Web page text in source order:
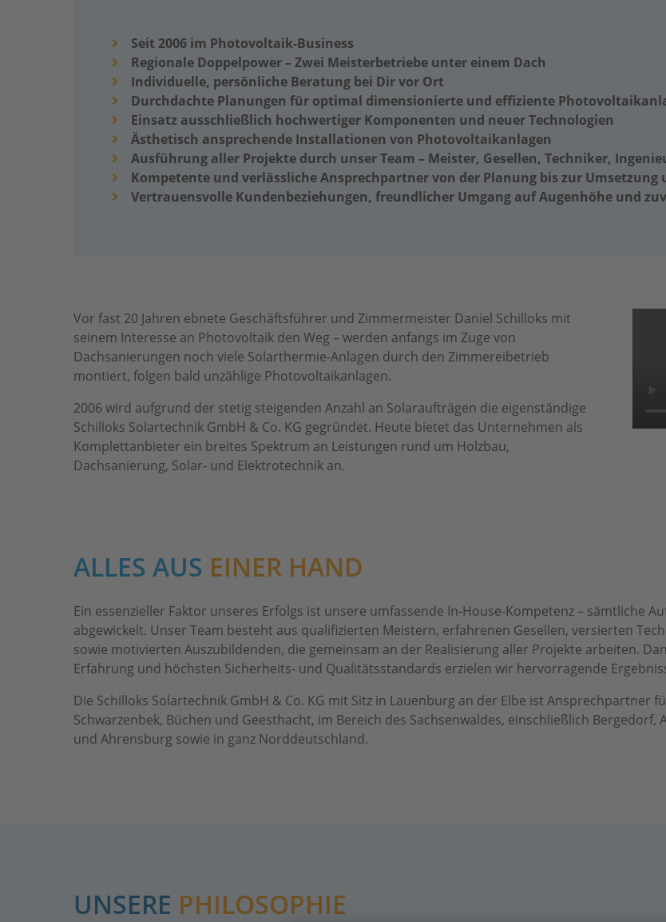
Seit 2006 im Photovoltaik-Business
Regionale Doppelpower – Zwei Meisterbetriebe unter einem Dach
Individuelle, persönliche Beratung bei Dir vor Ort
Durchdachte Planungen für optimal dimensionierte und effiziente
Einsatz ausschließlich hochwertiger Komponenten und neuer Technologien
Ästhetisch ansprechende Installationen von Photovoltaikanlagen
Ausführung aller Projekte durch unser Team – Meister, Gesellen, Techniker,
Kompetente und verlässliche Ansprechpartner von der Planung bis zur Umsetzung
Vertrauensvolle Kundenbeziehungen, freundlicher Umgang auf Augenhöhe und
Vor fast 20 Jahren ebnete Geschäftsführer und Zimmermeister Daniel Schilloks mit
seinem Interesse an Photovoltaik den Weg – werden anfangs im Zuge von
Dachsanierungen noch viele Solarthermie-Anlagen durch den Zimmereibetrieb
montiert, folgen bald unzählige Photovoltaikanlagen.
2006 wird aufgrund der stetig steigenden Anzahl an Solaraufträgen die eigenständige
Schilloks Solartechnik GmbH & Co. KG gegründet. Heute bietet das Unternehmen als
Komplettanbieter ein breites Spektrum an Leistungen rund um Holzbau,
Dachsanierung, Solar- und Elektrotechnik an.
ALLES AUS EINER HAND
Ein essenzieller Faktor unseres Erfolgs ist unsere umfassende In-House-Kompetenz – sämtliche
abgewickelt. Unser Team besteht aus qualifizierten Meistern, erfahrenen Gesellen, versierten
sowie motivierten Auszubildenden, die gemeinsam an der Realisierung aller Projekte arbeiten.
Erfahrung und höchsten Sicherheits- und Qualitätsstandards erzielen wir hervorragende
Die Schilloks Solartechnik GmbH & Co. KG mit Sitz in Lauenburg an der Elbe ist Ansprechpartner
Schwarzenbek, Büchen und Geesthacht, im Bereich des Sachsenwaldes, einschließlich
und Ahrensburg sowie in ganz Norddeutschland.
UNSERE PHILOSOPHIE